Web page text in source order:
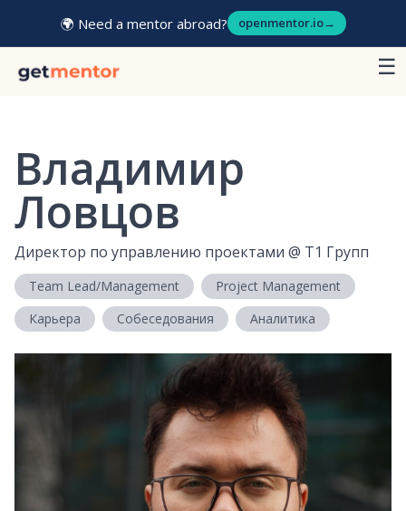
🌍 Need a mentor abroad? openmentor.io→
☰
Владимир
Ловцов
Директор по управлению проектами @ Т1 Групп
Team Lead/Management
Project Management
Карьера
Собеседования Аналитика